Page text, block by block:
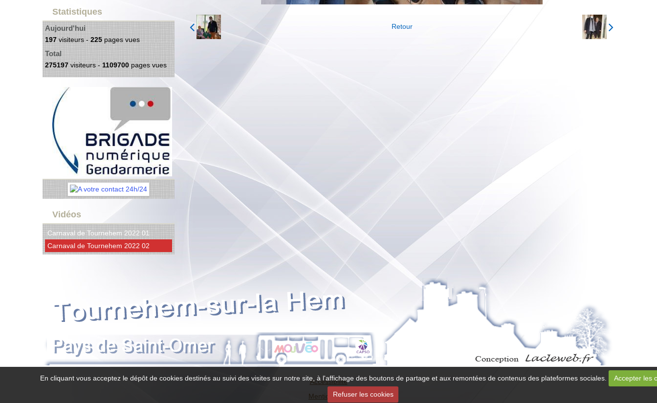
Statistiques
Aujourd'hui
197 visiteurs - 225 pages vues
Total
275197 visiteurs - 1109700 pages vues
Vidéos
Carnaval de Tournehem 2022 01
Carnaval de Tournehem 2022 02
Retour
Accessibilité
Mentions légales
En cliquant vous acceptez le dépôt de cookies destinés au suivi des visites sur notre site, à l'affichage des boutons de partage et aux remontées de contenus des plateformes sociales. Accepter les
Refuser les cookies